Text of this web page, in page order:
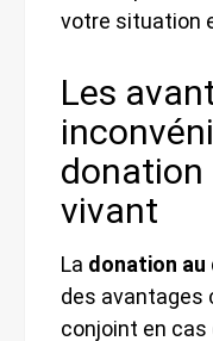
votre situation
Les
donation
vivant
La donation au
des avantages
conjoint en cas